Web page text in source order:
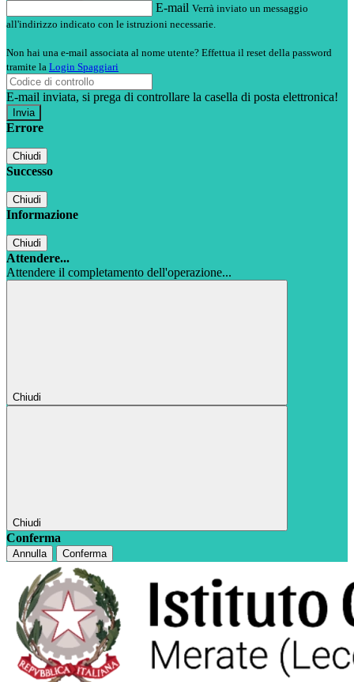
E-mail Verrà inviato un messaggio
all'indirizzo indicato con le istruzioni necessarie.
Non hai una e-mail associata al nome utente? Effettua il reset della password
tramite la Login Spaggiari
E-mail inviata, si prega di controllare la casella di posta elettronica!
Errore
Chiudi
Successo
Chiudi
Informazione
Chiudi
Attendere...
Attendere il completamento dell'operazione...
Chiudi
Chiudi
Conferma
Annulla Conferma